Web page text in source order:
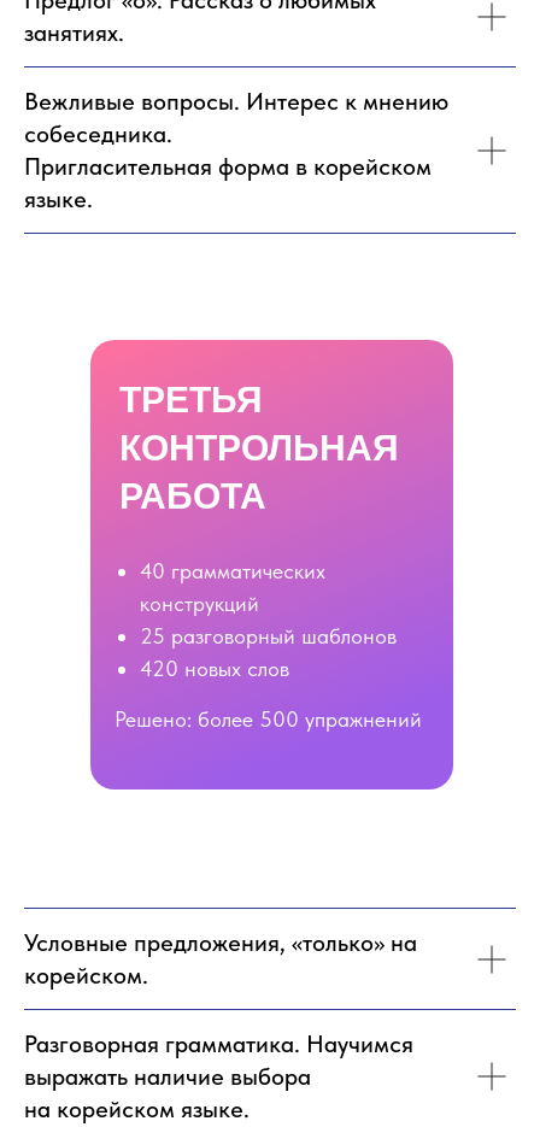
занятиях.
Вежливые вопросы. Интерес к мнению
собеседника.
Пригласительная форма в корейском
языке.
ТРЕТЬЯ
КОНТРОЛЬНАЯ
РАБОТА
40 грамматических
конструкций
25 разговорный шаблонов
420 новых слов
Решено: более 500 упражнений
Условные предложения, «только» на
корейском.
Разговорная грамматика. Научимся
выражать наличие выбора
на корейском языке.